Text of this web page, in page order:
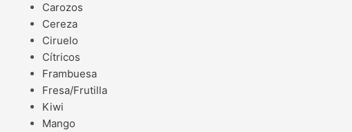
Carozos
Cereza
Ciruelo
Cítricos
Frambuesa
Fresa/Frutilla
Kiwi
Mango